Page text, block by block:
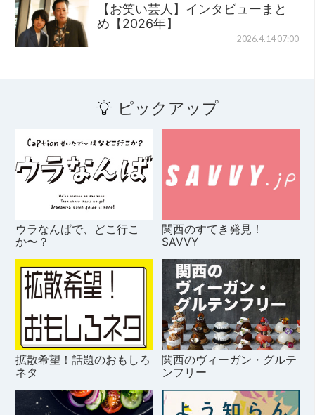
【お笑い芸人】インタビューまと
め【2026年】
2026.4.14 07:00
ピックアップ
ウラなんばで、どこ行こ
か〜？
関西のすてき発見！
SAVVY
拡散希望！話題のおもしろ
ネタ
関西のヴィーガン・グルテ
ンフリー